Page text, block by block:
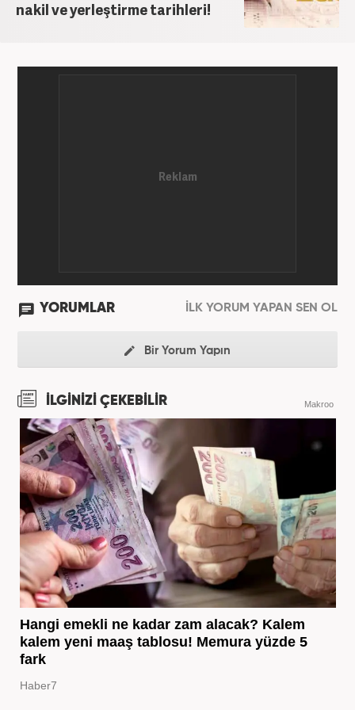
nakil ve yerleştirme tarihleri!
YORUMLAR İLK YORUM YAPAN SEN OL
Bir Yorum Yapın
İLGİNİZİ ÇEKEBİLİR Makroo
Hangi emekli ne kadar zam alacak? Kalem
kalem yeni maaş tablosu! Memura yüzde 5
fark
Haber7